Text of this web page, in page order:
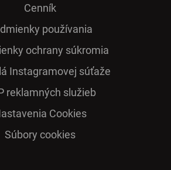
Cenník
používania
ochrany súkromia
Ins­ta­gra­mo­vej sú­ťaže
reklamných služieb
Cookies
Súbory cookies